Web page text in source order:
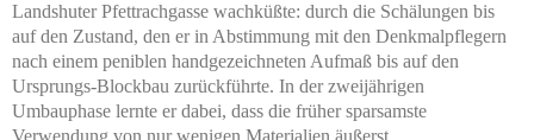
Landshuter Pfettrachgasse wachküßte: durch die Schälungen bis
auf den Zustand, den er in Abstimmung mit den Denkmalpflegern
nach einem peniblen handgezeichneten Aufmaß bis auf den
Ursprungs-Blockbau zurückführte. In der zweijährigen
Umbauphase lernte er dabei, dass die früher sparsamste
Verwendung von nur wenigen Materialien äußerst